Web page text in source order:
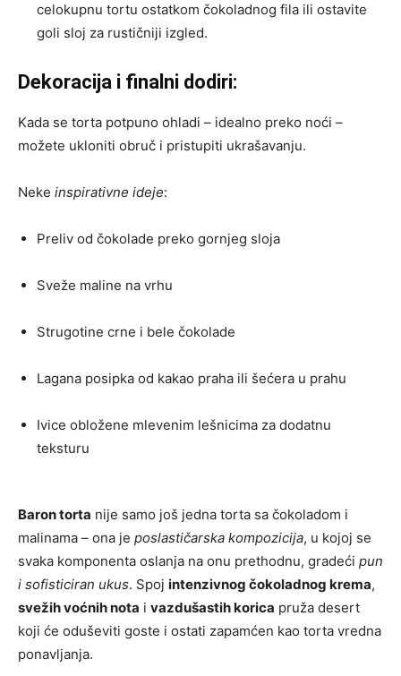
celokupnu tortu ostatkom čokoladnog fila ili ostavite
goli sloj za rustičniji izgled.
Dekoracija i finalni dodiri:
Kada se torta potpuno ohladi – idealno preko noći –
možete ukloniti obruč i pristupiti ukrašavanju.
Neke inspirativne ideje:
Preliv od čokolade preko gornjeg sloja
Sveže maline na vrhu
Strugotine crne i bele čokolade
Lagana posipka od kakao praha ili šećera u prahu
Ivice obložene mlevenim lešnicima za dodatnu
teksturu
Baron torta nije samo još jedna torta sa čokoladom i
malinama – ona je poslastičarska kompozicija, u kojoj se
svaka komponenta oslanja na onu prethodnu, gradeći pun
i sofisticiran ukus. Spoj intenzivnog čokoladnog krema,
svežih voćnih nota i vazdušastih korica pruža desert
koji će oduševiti goste i ostati zapamćen kao torta vredna
ponavljanja.